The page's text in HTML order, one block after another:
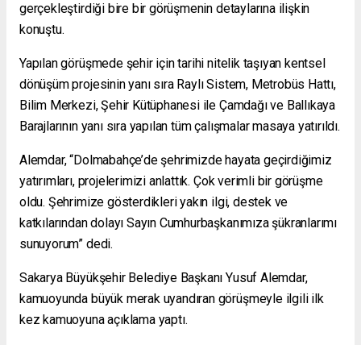
gerçekleştirdiği bire bir görüşmenin detaylarına ilişkin
konuştu.
Yapılan görüşmede şehir için tarihi nitelik taşıyan kentsel
dönüşüm projesinin yanı sıra Raylı Sistem, Metrobüs Hattı,
Bilim Merkezi, Şehir Kütüphanesi ile Çamdağı ve Ballıkaya
Barajlarının yanı sıra yapılan tüm çalışmalar masaya yatırıldı.
Alemdar, “Dolmabahçe’de şehrimizde hayata geçirdiğimiz
yatırımları, projelerimizi anlattık. Çok verimli bir görüşme
oldu. Şehrimize gösterdikleri yakın ilgi, destek ve
katkılarından dolayı Sayın Cumhurbaşkanımıza şükranlarımı
sunuyorum” dedi.
Sakarya Büyükşehir Belediye Başkanı Yusuf Alemdar,
kamuoyunda büyük merak uyandıran görüşmeyle ilgili ilk
kez kamuoyuna açıklama yaptı.